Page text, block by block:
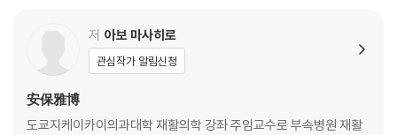
구부정한 자세를 고치기 위한 스트레칭
고령자는 균형력 저하를 조심해야 한다
균형력을 파악하기 위한 테스트
일어서고 앉는 동작을 변화시키면 요통도 예방할 수 있다
걷기의 효능은 놀라울 정도로 다양하다
저 아보 마사히로
관심작가 알림신청
安保雅博
도쿄지케이카이의과대학 재활의학 강좌 주임교수로 부속병원 재활